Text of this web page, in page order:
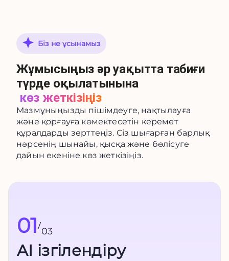
Біз не ұсынамыз
Жұмысыңыз әр уақытта табиғи
түрде оқылатынына
көз жеткізіңіз
Мазмұныңызды пішімдеуге, нақтылауға
және қорғауға көмектесетін керемет
құралдарды зерттеңіз. Сіз шығарған барлық
нәрсенің шынайы, қысқа және бөлісуге
дайын екеніне көз жеткізіңіз.
01 /
03
AI ізгілендіру